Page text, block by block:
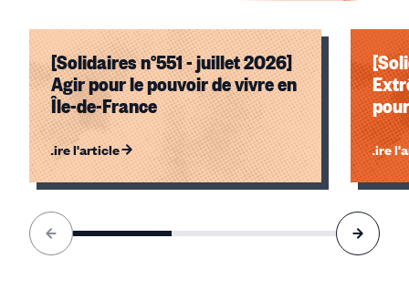
[Solidaires n°551 - juillet 2026]
Agir pour le pouvoir de vivre en
Île-de-France
Lire l'article Lire